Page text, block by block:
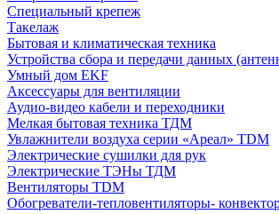
Специальный крепеж
Такелаж
Бытовая и климатическая техника
Устройства сбора и передачи данных
Умный дом EKF
Аксессуары для вентиляции
Аудио-видео кабели и переходники
Мелкая бытовая техника ТДМ
Увлажнители воздуха серии «Ареал» TDM
Электрические сушилки для рук
Электрические ТЭНы ТДМ
Вентиляторы TDM
Обогреватели-тепловентиляторы-